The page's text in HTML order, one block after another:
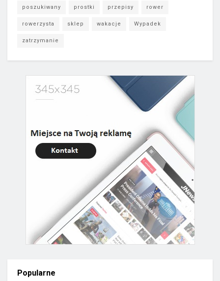
poszukiwany prostki przepisy rower
rowerzysta sklep wakacje Wypadek
zatrzymanie
Popularne